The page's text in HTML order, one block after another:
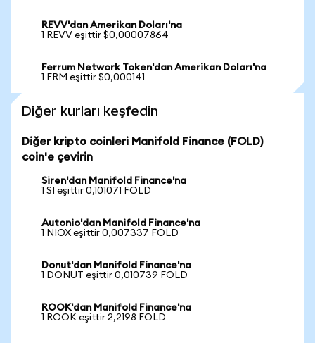
REVV'dan Amerikan Doları'na
1 REVV eşittir $0,00007864
Ferrum Network Token'dan Amerikan Doları'na
1 FRM eşittir $0,000141
Diğer kurları keşfedin
Diğer kripto coinleri Manifold Finance (FOLD)
coin'e çevirin
Siren'dan Manifold Finance'na
1 SI eşittir 0,101071 FOLD
Autonio'dan Manifold Finance'na
1 NIOX eşittir 0,007337 FOLD
Donut'dan Manifold Finance'na
1 DONUT eşittir 0,010739 FOLD
ROOK'dan Manifold Finance'na
1 ROOK eşittir 2,2198 FOLD